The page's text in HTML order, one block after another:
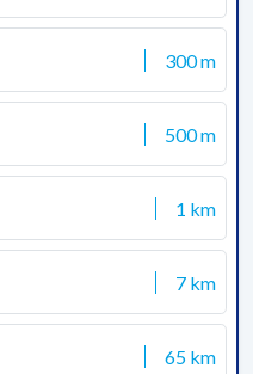
300 m
500 m
1 km
7 km
65 km